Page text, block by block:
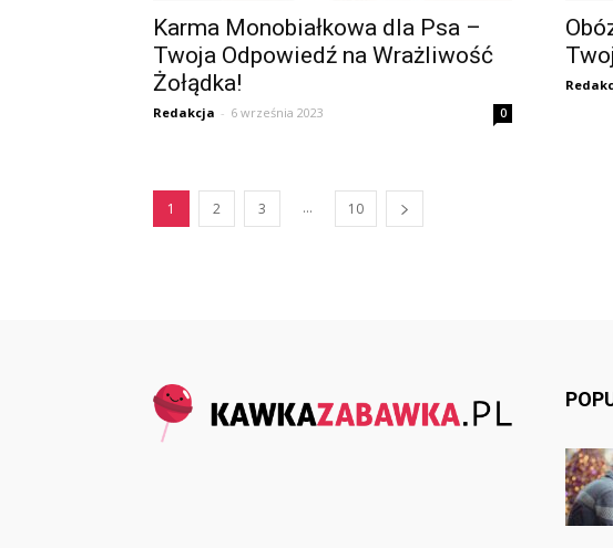
Karma Monobiałkowa dla Psa –
Twoja Odpowiedź na Wrażliwość
Żołądka!
Redakcja - 6 września 2023 0
1 2 3 ... 10